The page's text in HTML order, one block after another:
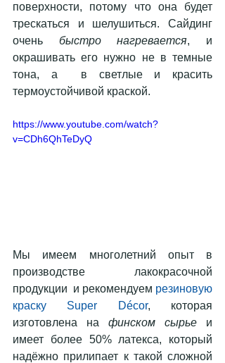
поверхности, потому что она будет
трескаться и шелушиться. Сайдинг
очень быстро нагревается, и
окрашивать его нужно не в темные
тона, а  в светлые и красить
термоустойчивой краской.
https://www.youtube.com/watch?
v=CDh6QhTeDyQ
Мы имеем многолетний опыт в
производстве лакокрасочной
продукции  и рекомендуем резиновую
краску Super Décor, которая
изготовлена на финском сырье и
имеет более 50% латекса, который
надёжно прилипает к такой сложной